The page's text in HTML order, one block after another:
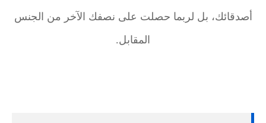
أصدقائك، بل لربما حصلت على نصفك الآخر من الجنس
المقابل.